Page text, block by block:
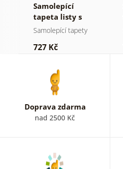
Samolepící
tapeta listy s
pastelovým
Samolepící tapety
727 Kč
Doprava zdarma
nad 2500 Kč